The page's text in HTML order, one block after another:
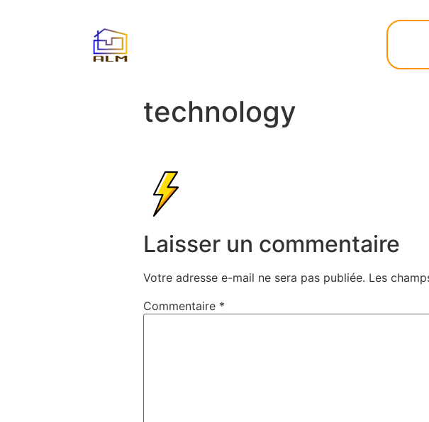
technology
Laisser un commentaire
Votre adresse e-mail ne sera pas publiée. Les
Commentaire *